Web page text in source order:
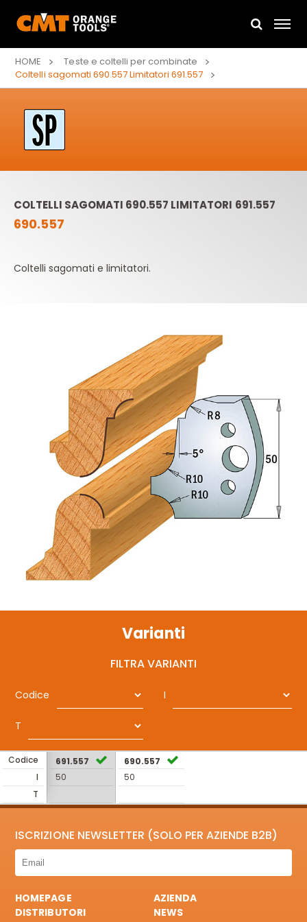
HOME
Teste e coltelli per combinate
Coltelli sagomati 690.557 Limitatori 691.557
COLTELLI SAGOMATI 690.557 LIMITATORI 691.557
690.557
Coltelli sagomati e limitatori.
Varianti
FILTRA VARIANTI
Codice I
T
Codice
I
T
691.557
50
690.557
50
ISCRIZIONE NEWSLETTER (SOLO PER AZIENDE B2B)
HOMEPAGE
AZIENDA
DISTRIBUTORI
NEWS